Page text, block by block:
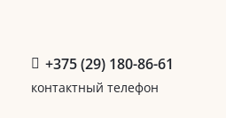
+375 (29) 180-86-61
контактный телефон